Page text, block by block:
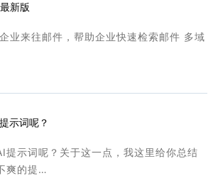
新版
业来往邮件，帮助企业快速检索邮件 多域
示词呢？
提示词呢？关于这一点，我这里给你总结
爽的提…